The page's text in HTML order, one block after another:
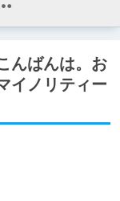
んばんは。お
イノリティー